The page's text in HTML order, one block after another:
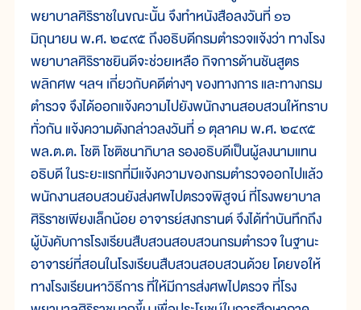
พยาบาลศิริราชในขณะนั้น จึงทำหนังสือลงวันที่ ๑๖
มิถุนายน พ.ศ. ๒๔๙๕ ถึงอธิบดีกรมตำรวจแจ้งว่า ทางโรง
พยาบาลศิริราชยินดีจะช่วยเหลือ กิจการด้านชันสูตร
พลิกศพ ฯลฯ เกี่ยวกับคดีต่างๆ ของทางการ และทางกรม
ตำรวจ จึงได้ออกแจ้งความไปยังพนักงานสอบสวนให้ทราบ
ทั่วกัน แจ้งความดังกล่าวลงวันที่ ๑ ตุลาคม พ.ศ. ๒๔๙๕
พล.ต.ต. โชติ โชติชนาภิบาล รองอธิบดีเป็นผู้ลงนามแทน
อธิบดี ในระยะแรกที่มีแจ้งความของกรมตำรวจออกไปแล้ว
พนักงานสอบสวนยังส่งศพไปตรวจพิสูจน์ ที่โรงพยาบาล
ศิริราชเพียงเล็กน้อย อาจารย์สงกรานต์ จึงได้ทำบันทึกถึง
ผู้บังคับการโรงเรียนสืบสวนสอบสวนกรมตำรวจ ในฐานะ
อาจารย์ที่สอนในโรงเรียนสืบสวนสอบสวนด้วย โดยขอให้
ทางโรงเรียนหาวิธีการ ที่ให้มีการส่งศพไปตรวจ ที่โรง